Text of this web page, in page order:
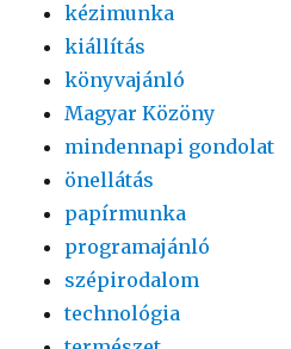
kézimunka
kiállítás
könyvajánló
Magyar Közöny
mindennapi gondolat
önellátás
papírmunka
programajánló
szépirodalom
technológia